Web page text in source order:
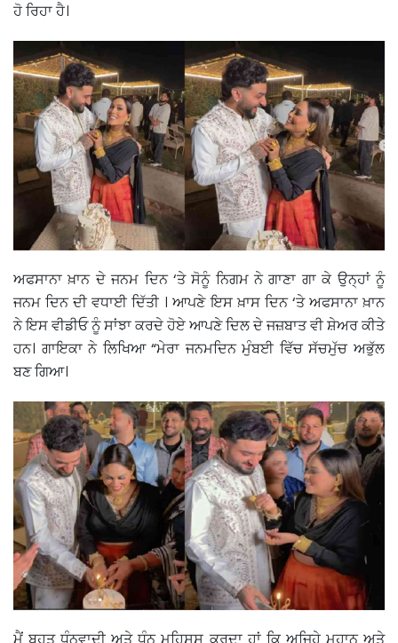
ਹੋ ਰਿਹਾ ਹੈ।
ਅਫਸਾਨਾ ਖ਼ਾਨ ਦੇ ਜਨਮ ਦਿਨ ‘ਤੇ ਸੋਨੂੰ ਨਿਗਮ ਨੇ ਗਾਣਾ ਗਾ ਕੇ ਉਨ੍ਹਾਂ ਨੂੰ
ਜਨਮ ਦਿਨ ਦੀ ਵਧਾਈ ਦਿੱਤੀ । ਆਪਣੇ ਇਸ ਖ਼ਾਸ ਦਿਨ ‘ਤੇ ਅਫਸਾਨਾ ਖ਼ਾਨ
ਨੇ ਇਸ ਵੀਡੀਓ ਨੂੰ ਸਾਂਝਾ ਕਰਦੇ ਹੋਏ ਆਪਣੇ ਦਿਲ ਦੇ ਜਜ਼ਬਾਤ ਵੀ ਸ਼ੇਅਰ ਕੀਤੇ
ਹਨ। ਗਾਇਕਾ ਨੇ ਲਿਖਿਆ “ਮੇਰਾ ਜਨਮਦਿਨ ਮੁੰਬਈ ਵਿੱਚ ਸੱਚਮੁੱਚ ਅਭੁੱਲ
ਬਣ ਗਿਆ।
ਮੈਂ ਬਹੁਤ ਧੰਨਵਾਦੀ ਅਤੇ ਧੰਨ ਮਹਿਸੂਸ ਕਰਦਾ ਹਾਂ ਕਿ ਅਜਿਹੇ ਮਹਾਨ ਅਤੇ